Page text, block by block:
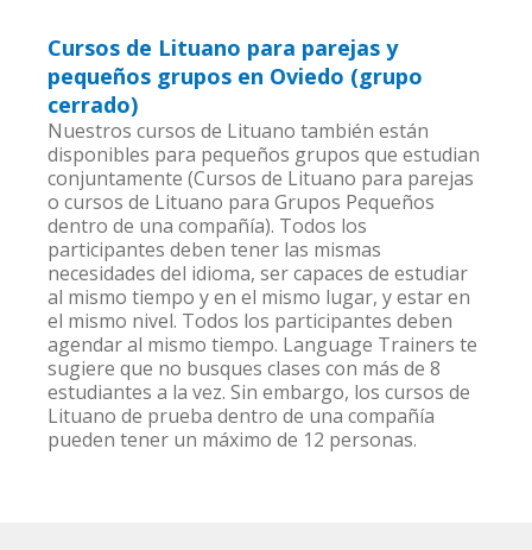
Cursos de Lituano para parejas y
pequeños grupos en Oviedo (grupo
cerrado)
Nuestros cursos de Lituano también están
disponibles para pequeños grupos que estudian
conjuntamente (Cursos de Lituano para parejas
o cursos de Lituano para Grupos Pequeños
dentro de una compañía). Todos los
participantes deben tener las mismas
necesidades del idioma, ser capaces de estudiar
al mismo tiempo y en el mismo lugar, y estar en
el mismo nivel. Todos los participantes deben
agendar al mismo tiempo. Language Trainers te
sugiere que no busques clases con más de 8
estudiantes a la vez. Sin embargo, los cursos de
Lituano de prueba dentro de una compañía
pueden tener un máximo de 12 personas.